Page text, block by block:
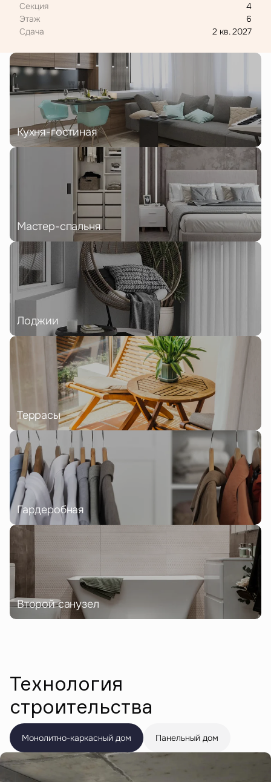
Секция
4
Этаж
6
Сдача
2 кв. 2027
Кухня-гостиная
Мастер-спальня
Лоджии
Террасы
Гардеробная
Второй санузел
Технология
строительства
Монолитно-каркасный дом Панельный дом